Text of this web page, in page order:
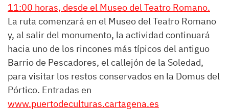
11:00 horas, desde el Museo del Teatro Romano.
La ruta comenzará en el Museo del Teatro Romano
y, al salir del monumento, la actividad continuará
hacia uno de los rincones más típicos del antiguo
Barrio de Pescadores, el callejón de la Soledad,
para visitar los restos conservados en la Domus del
Pórtico. Entradas en
www.puertodeculturas.cartagena.es